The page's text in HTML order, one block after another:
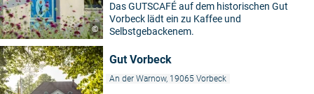
©
Das GUTSCAFÉ auf dem historischen Gut
Vorbeck lädt ein zu Kaffee und
Selbstgebackenem.
Gut Vorbeck
An der Warnow, 19065 Vorbeck